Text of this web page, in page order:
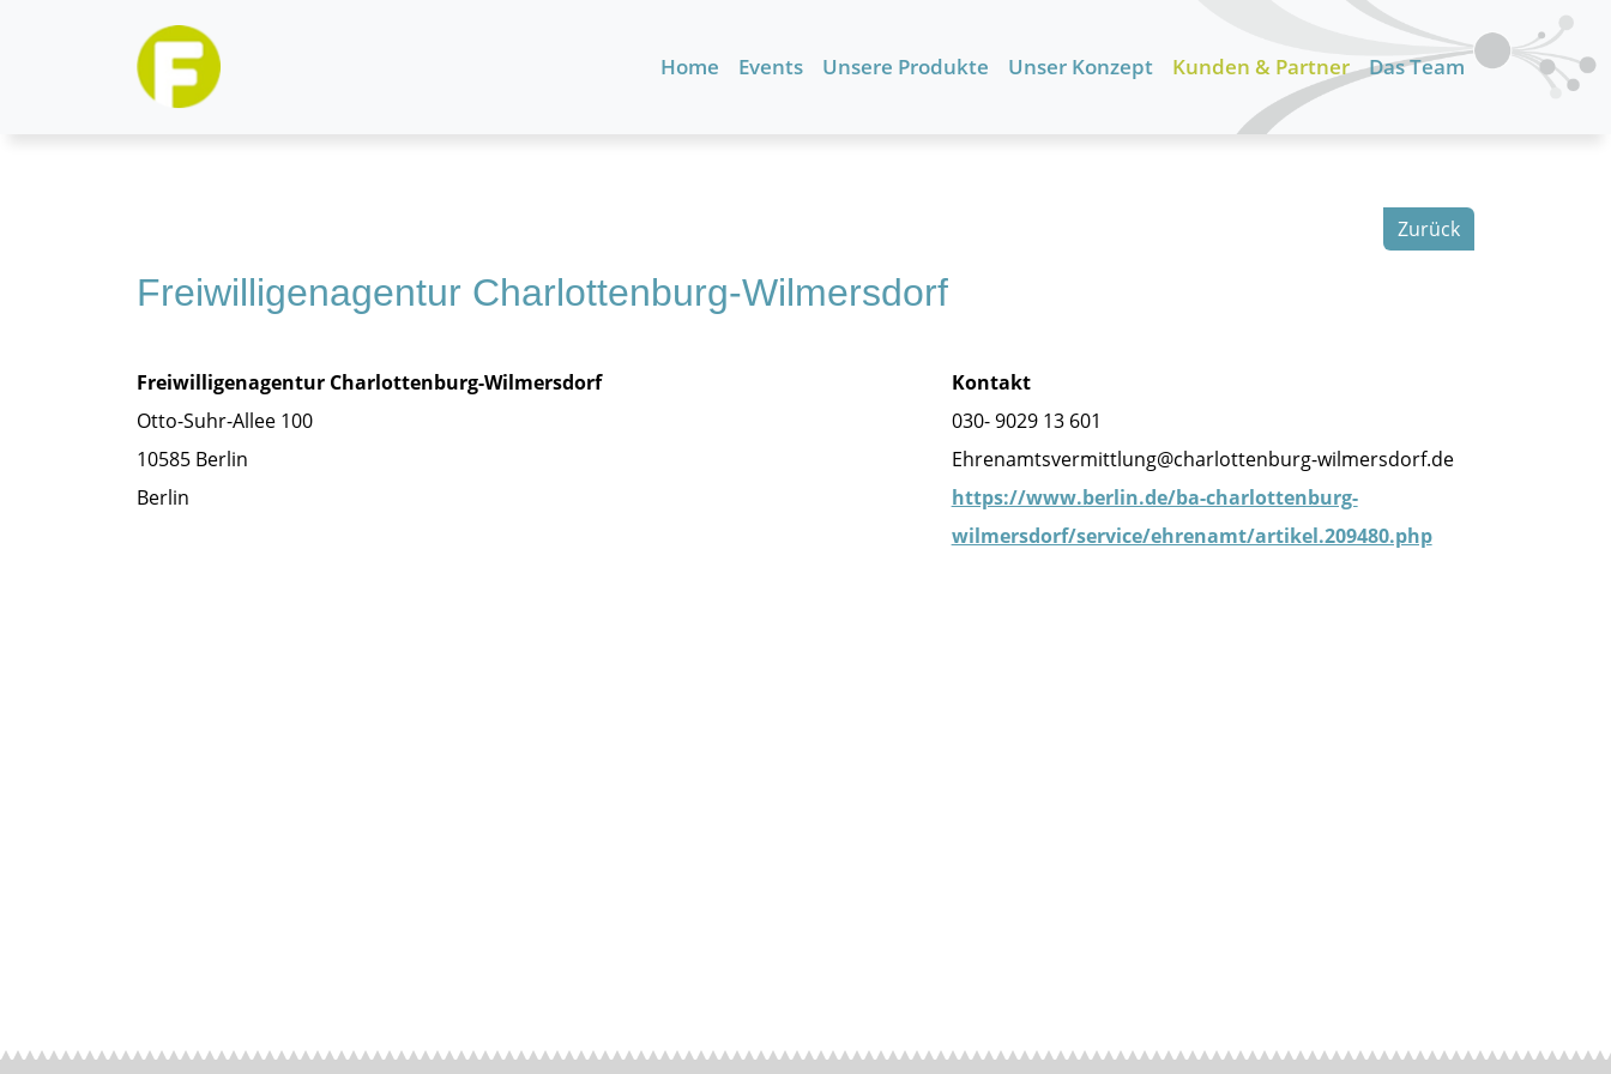
Home Events Unsere Produkte Unser Konzept Kunden & Partner Das Team
Zurück
Freiwilligenagentur Charlottenburg-Wilmersdorf
Freiwilligenagentur Charlottenburg-Wilmersdorf
Otto-Suhr-Allee 100
10585 Berlin
Berlin
Kontakt
030- 9029 13 601
Ehrenamtsvermittlung@charlottenburg-wilmersdorf.de
https://www.berlin.de/ba-charlottenburg-
wilmersdorf/service/ehrenamt/artikel.209480.php